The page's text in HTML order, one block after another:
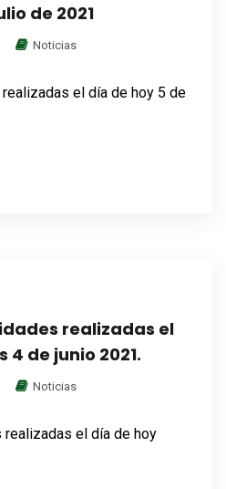
de 2021
Noticias
el día de hoy 5 de
realizadas el
4 de junio 2021.
Noticias
el día de hoy